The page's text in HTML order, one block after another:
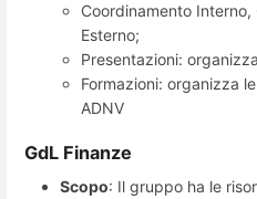
Coordinamento
Esterno;
Presentazioni:
Formazioni: organizza
ADNV
GdL Finanze
Scopo: Il gruppo ha le